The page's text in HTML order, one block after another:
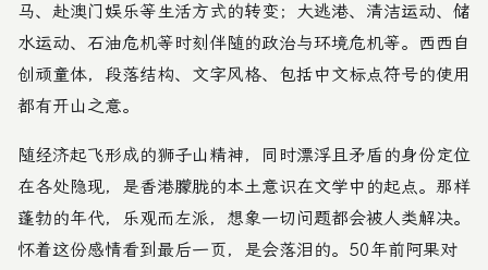
马、赴澳门娱乐等生活方式的转变；大逃港、清洁运动、储
水运动、石油危机等时刻伴随的政治与环境危机等。西西自
创顽童体，段落结构、文字风格、包括中文标点符号的使用
都有开山之意。
随经济起飞形成的狮子山精神，同时漂浮且矛盾的身份定位
在各处隐现，是香港朦胧的本土意识在文学中的起点。那样
蓬勃的年代，乐观而左派，想象一切问题都会被人类解决。
怀着这份感情看到最后一页，是会落泪的。50年前阿果对